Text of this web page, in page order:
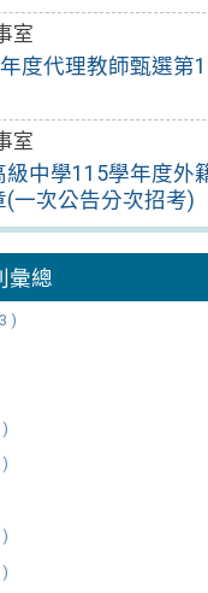
室
度代理教師甄選第
室
級中學115學年度外
一次公告分次招考)
彙總
)